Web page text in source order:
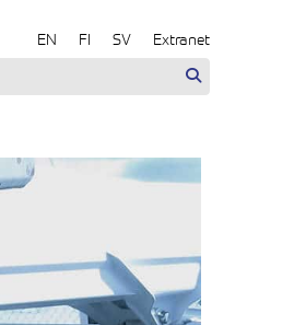
EN FI SV Extranet